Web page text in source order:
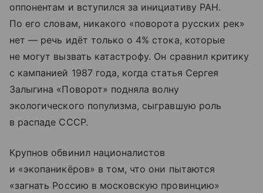
оппонентам и вступился за инициативу РАН.
По его словам, никакого «поворота русских рек»
нет — речь идёт только о 4% стока, которые
не могут вызвать катастрофу. Он сравнил критику
с кампанией 1987 года, когда статья Сергея
Залыгина «Поворот» подняла волну
экологического популизма, сыгравшую роль
в распаде СССР.
Крупнов обвинил националистов
и «экопаникёров» в том, что они пытаются
«загнать Россию в московскую провинцию»